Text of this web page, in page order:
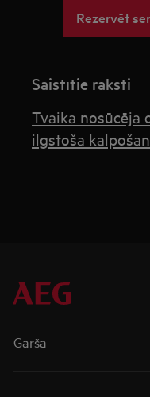
Rezervēt
Saistītie raksti
Tvaika
ilgstoša
Garša